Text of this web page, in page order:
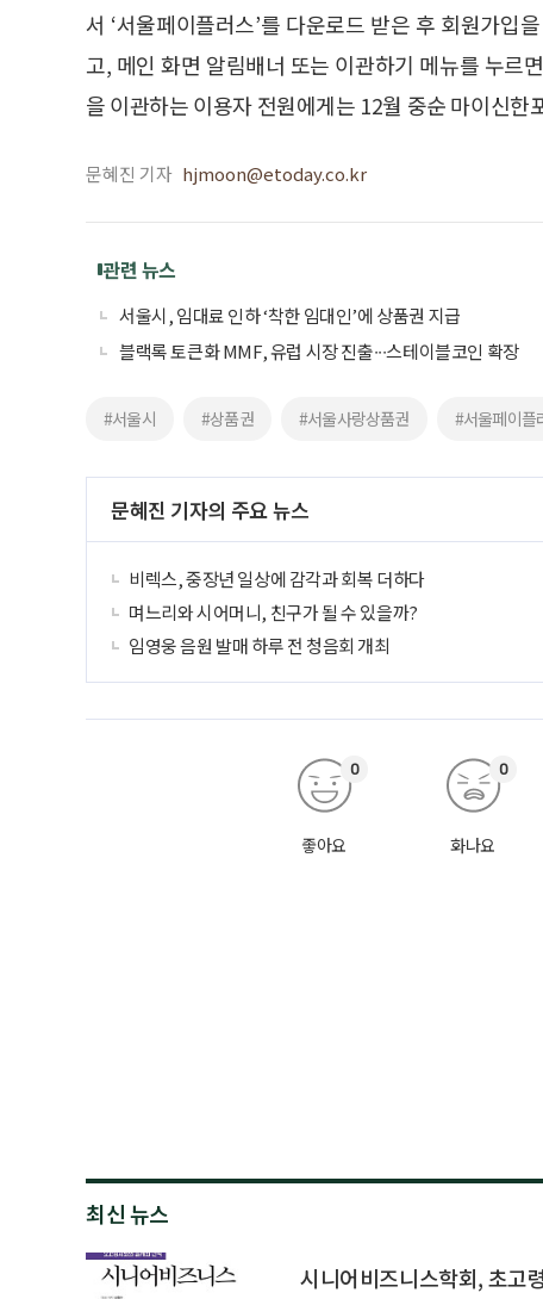
서 ‘서울페이플러스’를 다운로드 받은 후 회원가입
고, 메인 화면 알림배너 또는 이관하기 메뉴를 누르
을 이관하는 이용자 전원에게는 12월 중순 마이신한
문혜진 기자 hjmoon@etoday.co.kr
관련 뉴스
서울시, 임대료 인하 ‘착한 임대인’에 상품권 지급
블랙록 토큰화 MMF, 유럽 시장 진출∙∙∙스테이블코인 확장
#서울시 #상품권 #서울사랑상품권 #서울페이플
문혜진 기자의 주요 뉴스
비렉스, 중장년 일상에 감각과 회복 더하다
며느리와 시어머니, 친구가 될 수 있을까?
임영웅 음원 발매 하루 전 청음회 개최
좋아요
0
화나요
0
최신 뉴스
시니어비즈니스학회, 초고